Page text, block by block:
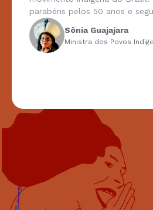
parabéns pelos 50 anos e
Sônia Guajajara
Ministra dos Povos